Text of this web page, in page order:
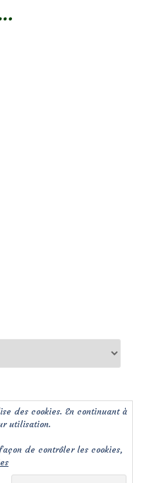
des cookies. En continuant à
utilisation.
de contrôler les cookies,